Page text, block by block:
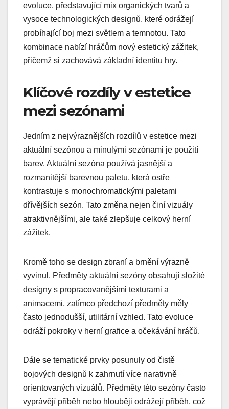
evoluce, představující mix organických tvarů a
vysoce technologických designů, které odrážejí
probíhající boj mezi světlem a temnotou. Tato
kombinace nabízí hráčům nový estetický zážitek,
přičemž si zachovává základní identitu hry.
Klíčové rozdíly v estetice
mezi sezónami
Jedním z nejvýraznějších rozdílů v estetice mezi
aktuální sezónou a minulými sezónami je použití
barev. Aktuální sezóna používá jasnější a
rozmanitější barevnou paletu, která ostře
kontrastuje s monochromatickými paletami
dřívějších sezón. Tato změna nejen činí vizuály
atraktivnějšími, ale také zlepšuje celkový herní
zážitek.
Kromě toho se design zbraní a brnění výrazně
vyvinul. Předměty aktuální sezóny obsahují složité
designy s propracovanějšími texturami a
animacemi, zatímco předchozí předměty měly
často jednodušší, utilitární vzhled. Tato evoluce
odráží pokroky v herní grafice a očekávání hráčů.
Dále se tematické prvky posunuly od čistě
bojových designů k zahrnutí více narativně
orientovaných vizuálů. Předměty této sezóny často
vyprávějí příběh nebo hlouběji odrážejí příběh, což